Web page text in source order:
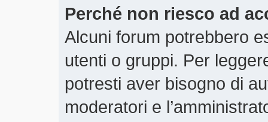
Perché non riesco ad
Alcuni forum potrebbero
utenti o gruppi. Per
potresti aver bisogno di
moderatori e